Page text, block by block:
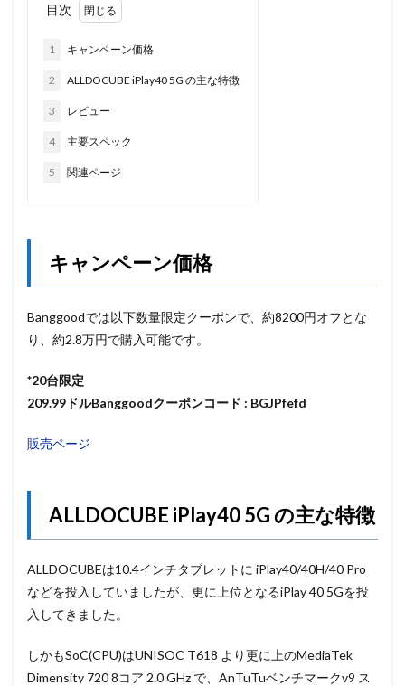
目次
1 キャンペーン価格
2 ALLDOCUBE iPlay40 5G の主な特徴
3 レビュー
4 主要スペック
5 関連ページ
キャンペーン価格
Banggoodでは以下数量限定クーポンで、約8200円オフとな
り、約2.8万円で購入可能です。
*20台限定
209.99ドルBanggoodクーポンコード : BGJPfefd
販売ページ
ALLDOCUBE iPlay40 5G の主な特徴
ALLDOCUBEは10.4インチタブレットに iPlay40/40H/40 Pro
などを投入していましたが、更に上位となるiPlay 40 5Gを投
入してきました。
しかもSoC(CPU)はUNISOC T618 より更に上のMediaTek
Dimensity 720 8コア 2.0 GHz で、AnTuTuベンチマークv9 ス